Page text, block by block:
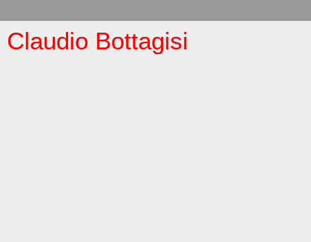
Claudio Bottagisi